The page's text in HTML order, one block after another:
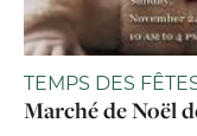
TEMPS DES
Marché de Noël